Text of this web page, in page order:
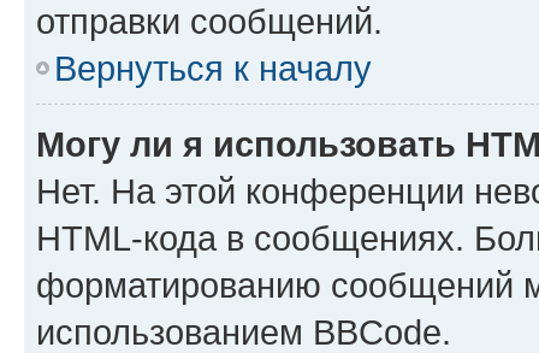
отправки сообщений.
Вернуться к началу
Могу ли я использовать
Нет. На этой конференции
HTML-кода в сообщениях.
форматированию сообщений
использованием BBCode.